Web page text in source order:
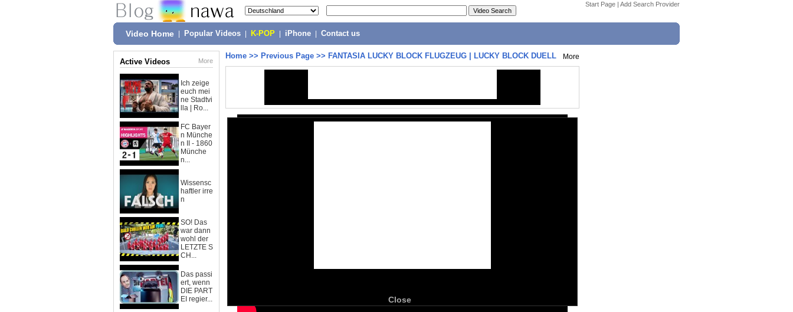
Start Page | Add Search Provider
Video Home Popular Videos K-POP iPhone Contact us
Active Videos More
Ich zeige
euch mei
ne Stadtvi
lla | Ro...
FC Bayer
n Münche
n II - 1860
Münche
n...
Wissensc
haftler irre
n
SO! Das
war dann
wohl der
LETZTE S
CH...
Das passi
ert, wenn
DIE PART
EI regier...
Home >> Previous Page >> FANTASIA LUCKY BLOCK FLUGZEUG | LUCKY BLOCK DUELL More
Close